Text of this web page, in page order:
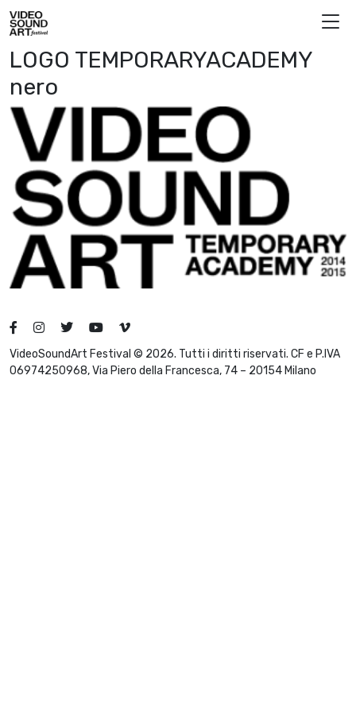
Vai al contenuto
Video Sound Art
LOGO TEMPORARYACADEMY
nero
VideoSoundArt Festival © 2026. Tutti i diritti riservati. CF e P.IVA
06974250968, Via Piero della Francesca, 74 – 20154 Milano